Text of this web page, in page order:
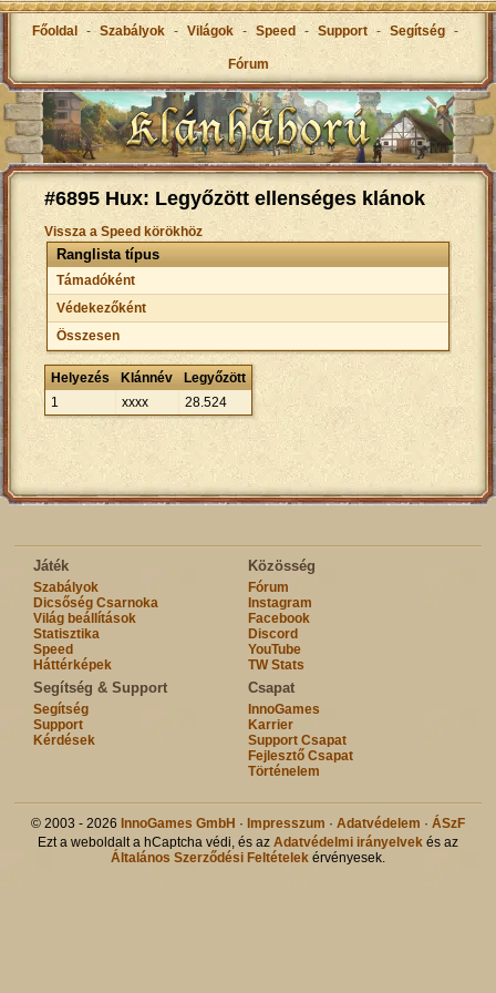
Főoldal - Szabályok - Világok - Speed - Support - Segítség -
Fórum
#6895 Hux: Legyőzött ellenséges klánok
Vissza a Speed körökhöz
Ranglista típus
Támadóként
Védekezőként
Összesen
Helyezés Klánnév
Legyőzött
1
xxxx 28.524
Játék
Szabályok
Dicsőség Csarnoka
Világ beállítások
Statisztika
Speed
Háttérképek
Közösség
Fórum
Instagram
Facebook
Discord
YouTube
TW Stats
Segítség & Support
Segítség
Support
Kérdések
Csapat
InnoGames
Karrier
Support Csapat
Fejlesztő Csapat
Történelem
© 2003 - 2026 InnoGames GmbH · Impresszum · Adatvédelem · ÁSzF
Ezt a weboldalt a hCaptcha védi, és az Adatvédelmi irányelvekés az
Általános Szerződési Feltételekérvényesek.